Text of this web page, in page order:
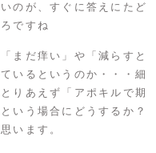
のが、すぐに答えにたど
ですね
まだ痒い」や「減らすと
いるというのか・・・細
りあえず「アポキルで期
いう場合にどうするか？
います。